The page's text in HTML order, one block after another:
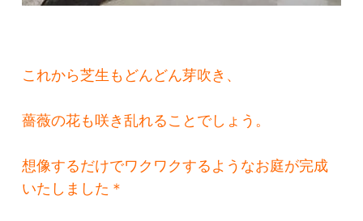
これから芝生もどんどん芽吹き、
薔薇の花も咲き乱れることでしょう。
想像するだけでワクワクするようなお庭が完成
いたしました＊